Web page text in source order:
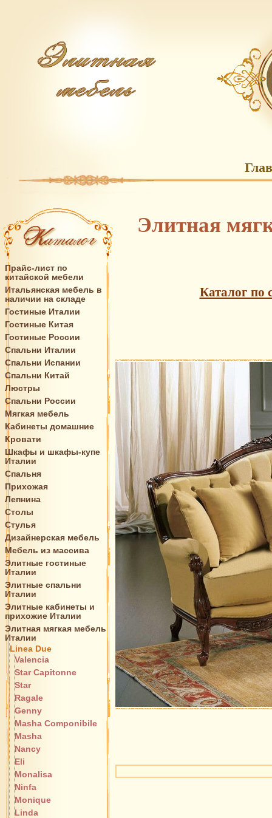
Прайс-лист по
китайской мебели
Итальянская мебель в
наличии на складе
Гостиные Италии
Гостиные Китая
Гостиные России
Спальни Италии
Спальни Испании
Спальни Китай
Люстры
Спальни России
Мягкая мебель
Кабинеты домашние
Кровати
Шкафы и шкафы-купе
Италии
Спальня
Прихожая
Лепнина
Столы
Стулья
Дизайнерская мебель
Мебель из массива
Элитные гостиные
Италии
Элитные спальни
Италии
Элитные кабинеты и
прихожие Италии
Элитная мягкая мебель
Италии
Linea Due
Valencia
Star Capitonne
Star
Ragale
Genny
Masha Componibile
Masha
Nancy
Eli
Monalisa
Ninfa
Monique
Linda
Элитная
Каталог по